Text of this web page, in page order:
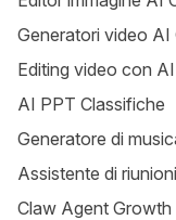
Generatori video AI
Editing video con
AI PPT Classifiche
Generatore di
Assistente di
Claw Agent Growth